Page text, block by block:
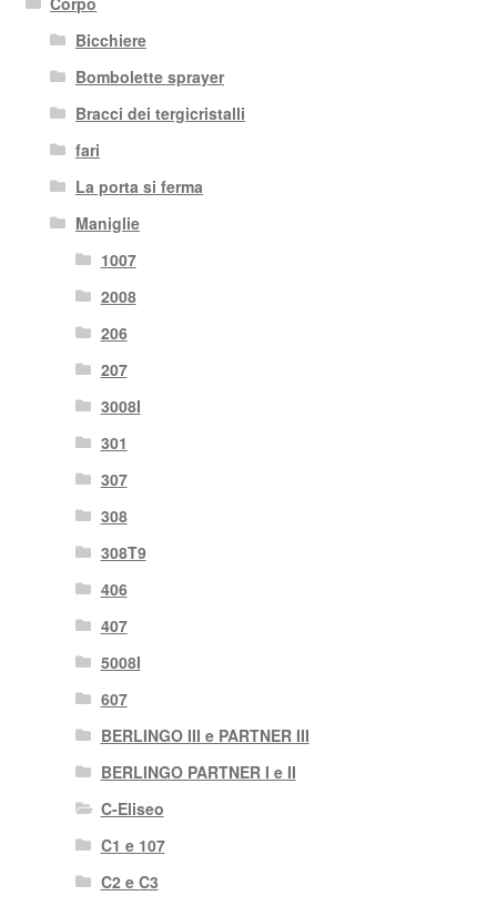
Bicchiere
Bombolette sprayer
Bracci dei tergicristalli
fari
La porta si ferma
Maniglie
1007
2008
206
207
3008I
301
307
308
308T9
406
407
5008I
607
BERLINGO III e PARTNER III
BERLINGO PARTNER I e II
C-Eliseo
C1 e 107
C2 e C3